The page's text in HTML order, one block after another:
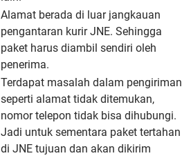
Alamat berada di luar jangkauan
pengantaran kurir JNE. Sehingga
paket harus diambil sendiri oleh
penerima.
Terdapat masalah dalam pengiriman
seperti alamat tidak ditemukan,
nomor telepon tidak bisa dihubungi.
Jadi untuk sementara paket tertahan
di JNE tujuan dan akan dikirim